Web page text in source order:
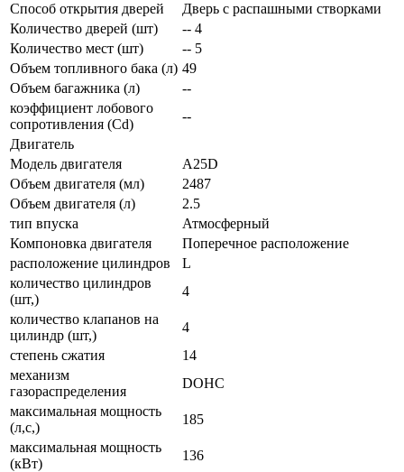
Способ открытия дверей
Дверь с распашными створками
Количество дверей (шт)
-- 4
Количество мест (шт)
-- 5
Объем топливного бака (л) 49
Объем багажника (л)
--
коэффициент лобового
сопротивления (Cd)
--
Двигатель
Модель двигателя
A25D
Объем двигателя (мл)
2487
Объем двигателя (л)
2.5
тип впуска
Атмосферный
Компоновка двигателя
Поперечное расположение
расположение цилиндров
L
количество цилиндров
(шт,)
4
количество клапанов на
цилиндр (шт,)
4
степень сжатия
14
механизм
газораспределения
DOHC
максимальная мощность
(л,с,)
185
максимальная мощность
(кВт)
136